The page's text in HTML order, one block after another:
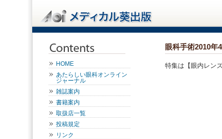
HOME
あたらしい眼科オンライン
ジャーナル
雑誌案内
書籍案内
取扱店一覧
投稿規定
リンク
眼科手術2010年
特集は【眼内レン